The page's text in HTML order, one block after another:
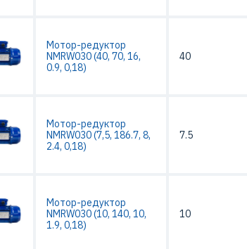
Мотор-редуктор
NMRW030 (40, 70, 16,
0.9, 0,18)
40
Мотор-редуктор
NMRW030 (7,5, 186.7, 8,
2.4, 0,18)
7.5
Мотор-редуктор
NMRW030 (10, 140, 10,
1.9, 0,18)
10